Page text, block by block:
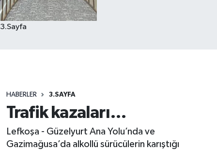
3.Sayfa
HABERLER 3.SAYFA
Trafik kazaları…
Lefkoşa - Güzelyurt Ana Yolu’nda ve
Gazimağusa’da alkollü sürücülerin karıştığı